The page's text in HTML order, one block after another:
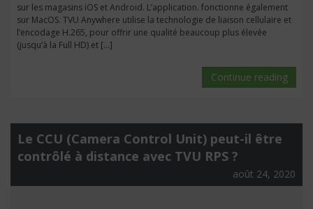
sur les magasins iOS et Android. L’application. fonctionne également
sur MacOS. TVU Anywhere utilise la technologie de liaison cellulaire et
l’encodage H.265, pour offrir une qualité beaucoup plus élevée
(jusqu’à la Full HD) et […]
Continue reading
Le CCU (Camera Control Unit) peut-il être
contrôlé à distance avec TVU RPS ?
août 24, 2020